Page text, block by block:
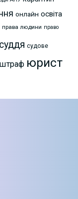
онлайн освіта
права людини право
суддя судове
штраф юрист